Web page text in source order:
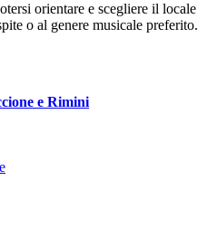
orientare e scegliere il locale
o al genere musicale preferito.
e Rimini